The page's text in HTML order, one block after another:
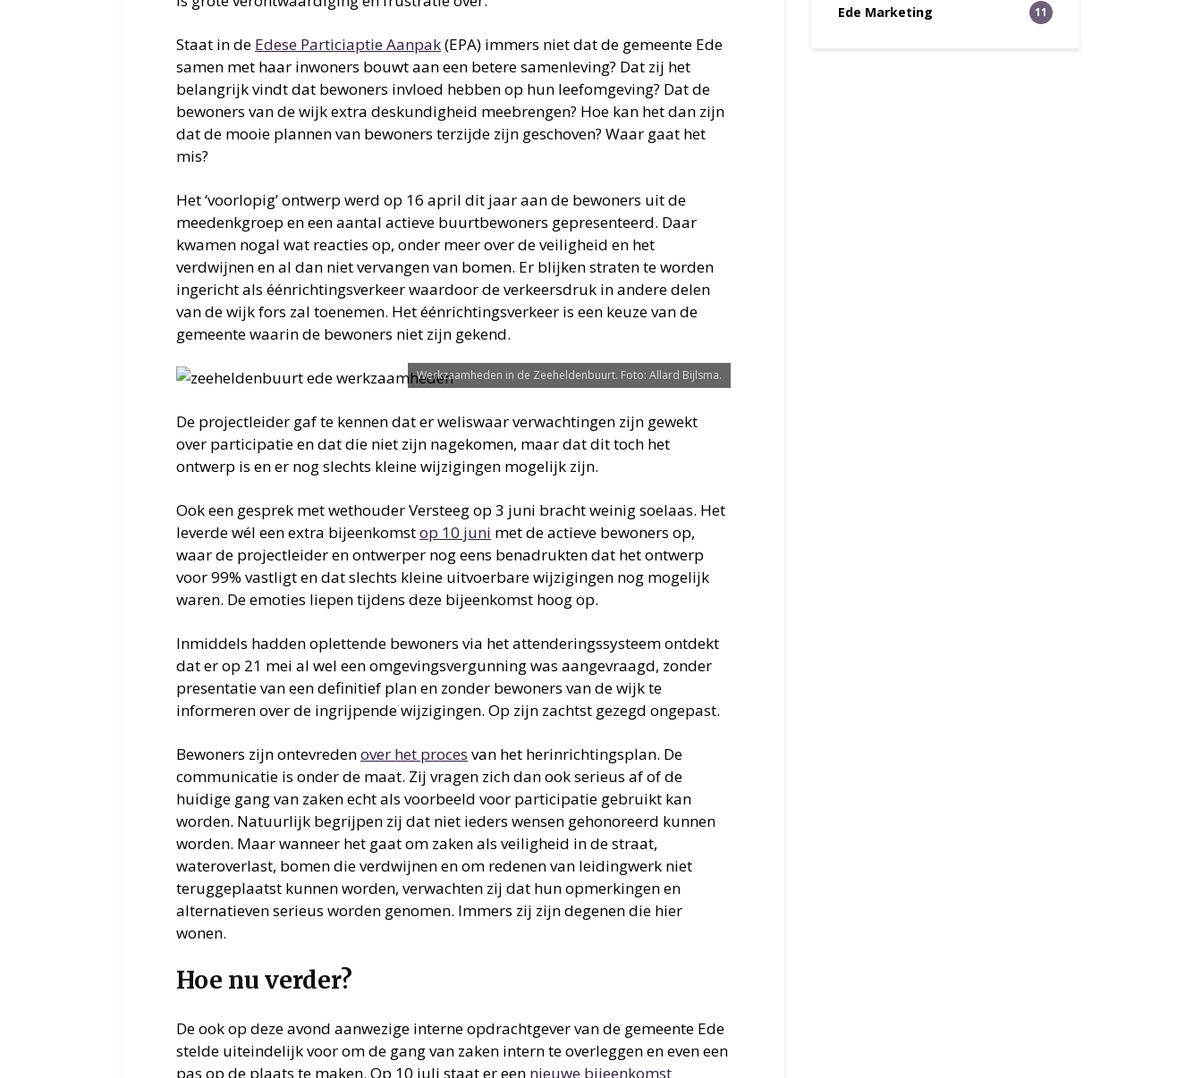
Staat in de Edese Particiaptie Aanpak(EPA) immers niet dat de gemeente Ede
samen met haar inwoners bouwt aan een betere samenleving? Dat zij het
belangrijk vindt dat bewoners invloed hebben op hun leefomgeving? Dat de
bewoners van de wijk extra deskundigheid meebrengen? Hoe kan het dan zijn
dat de mooie plannen van bewoners terzijde zijn geschoven? Waar gaat het
mis?
Het ‘voorlopig’ ontwerp werd op 16 april dit jaar aan de bewoners uit de
meedenkgroep en een aantal actieve buurtbewoners gepresenteerd. Daar
kwamen nogal wat reacties op, onder meer over de veiligheid en het
verdwijnen en al dan niet vervangen van bomen. Er blijken straten te worden
ingericht als éénrichtingsverkeer waardoor de verkeersdruk in andere delen
van de wijk fors zal toenemen. Het éénrichtingsverkeer is een keuze van de
gemeente waarin de bewoners niet zijn gekend.
Werkzaamheden in de Zeeheldenbuurt. Foto: Allard Bijlsma.
De projectleider gaf te kennen dat er weliswaar verwachtingen zijn gewekt
over participatie en dat die niet zijn nagekomen, maar dat dit toch het
ontwerp is en er nog slechts kleine wijzigingen mogelijk zijn.
Ook een gesprek met wethouder Versteeg op 3 juni bracht weinig soelaas. Het
leverde wél een extra bijeenkomstop 10 juni met de actieve bewoners op,
waar de projectleider en ontwerper nog eens benadrukten dat het ontwerp
voor 99% vastligt en dat slechts kleine uitvoerbare wijzigingen nog mogelijk
waren. De emoties liepen tijdens deze bijeenkomst hoog op.
Inmiddels hadden oplettende bewoners via het attenderingssysteem ontdekt
dat er op 21 mei al wel een omgevingsvergunning was aangevraagd, zonder
presentatie van een definitief plan en zonder bewoners van de wijk te
informeren over de ingrijpende wijzigingen. Op zijn zachtst gezegd ongepast.
Bewoners zijn ontevredenover het proces van het herinrichtingsplan. De
communicatie is onder de maat. Zij vragen zich dan ook serieus af of de
huidige gang van zaken echt als voorbeeld voor participatie gebruikt kan
worden. Natuurlijk begrijpen zij dat niet ieders wensen gehonoreerd kunnen
worden. Maar wanneer het gaat om zaken als veiligheid in de straat,
wateroverlast, bomen die verdwijnen en om redenen van leidingwerk niet
teruggeplaatst kunnen worden, verwachten zij dat hun opmerkingen en
alternatieven serieus worden genomen. Immers zij zijn degenen die hier
wonen.
Hoe nu verder?
De ook op deze avond aanwezige interne opdrachtgever van de gemeente Ede
stelde uiteindelijk voor om de gang van zaken intern te overleggen en even een
pas op de plaats te maken. Op 10 juli staat er een nieuwe bijeenkomst
Ede Marketing 11